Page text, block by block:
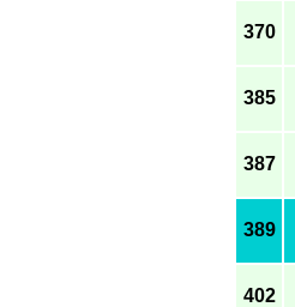
370
385
387
389
402